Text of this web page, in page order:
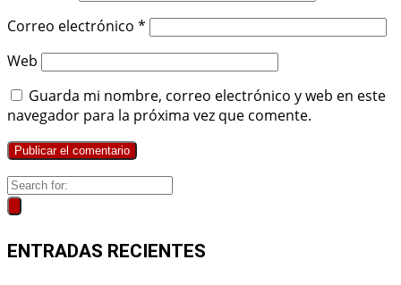
Correo electrónico *
Web
Guarda mi nombre, correo electrónico y web en este
navegador para la próxima vez que comente.
ENTRADAS RECIENTES